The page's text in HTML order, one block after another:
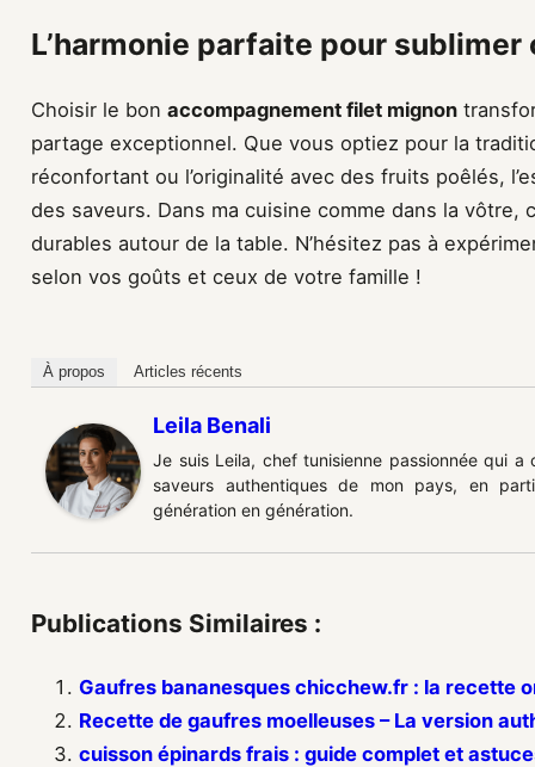
L’harmonie parfaite pour
Choisir le bon accompagnement filet mignon
partage exceptionnel. Que vous optiez pour la
réconfortant ou l’originalité avec des fruits poêlés,
des saveurs. Dans ma cuisine comme dans la
durables autour de la table. N’hésitez pas à
selon vos goûts et ceux de votre famille !
À propos Articles récents
Leila Benali
Je suis Leila, chef tunisienne passionnée qui
saveurs authentiques de mon pays, en
génération en génération.
Publications Similaires :
Gaufres bananesques chicchew.fr : la recette
Recette de gaufres moelleuses – La version
cuisson épinards frais : guide complet et